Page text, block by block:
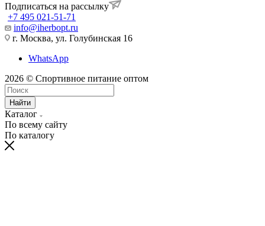
Подписаться на рассылку
+7 495 021-51-71
info@iherbopt.ru
г. Москва, ул. Голубинская 16
WhatsApp
2026 © Спортивное питание оптом
Найти
Каталог
По всему сайту
По каталогу